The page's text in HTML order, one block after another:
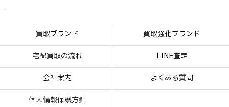
.
買取ブランド 買取強化ブランド
宅配買取の流れ LINE査定
会社案内 よくある質問
個人情報保護方針